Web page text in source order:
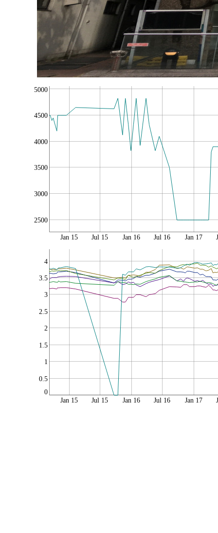
2500
3000
3500
4000
4500
5000
Jan 15 Jul 15 Jan 16 Jul 16 Jan 17
0
0.5
1
1.5
2
2.5
3
3.5
4
Jan 15 Jul 15 Jan 16 Jul 16 Jan 17